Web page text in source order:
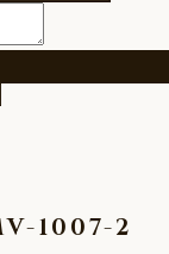
1007-2